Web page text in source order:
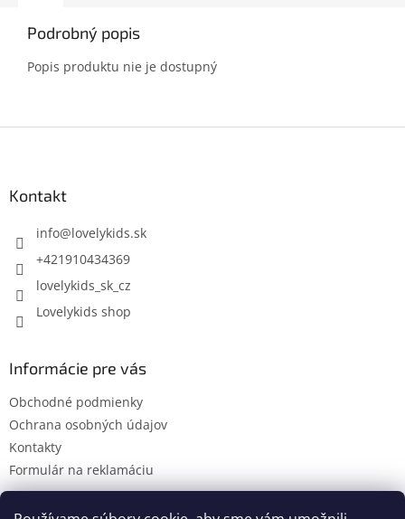
Podrobný popis
Popis produktu nie je dostupný
Kontakt
info@lovelykids.sk
+421910434369
lovelykids_sk_cz
Lovelykids shop
Informácie pre vás
Obchodné podmienky
Ochrana osobných údajov
Kontakty
Formulár na reklamáciu